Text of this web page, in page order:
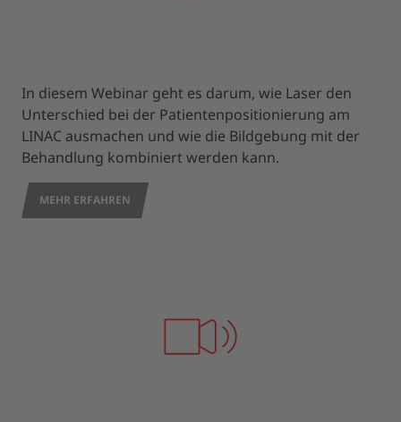
In diesem Webinar geht es darum, wie Laser den
Unterschied bei der Patientenpositionierung am
LINAC ausmachen und wie die Bildgebung mit der
Behandlung kombiniert werden kann.
MEHR ERFAHREN